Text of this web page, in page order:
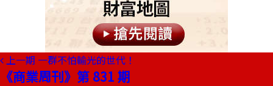
上一期 一群不怕輸光的世代！
《商業周刊》第 831 期